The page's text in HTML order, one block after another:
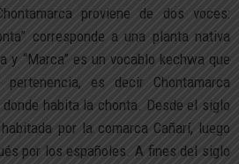
proviene de dos voces:
corresponde a una planta nativa
y “Marca” es un vocablo kechwa que
es decir Chontamarca
habita la chonta. Desde el siglo
por la comarca Cañarí, luego
por los españoles. A fines del siglo